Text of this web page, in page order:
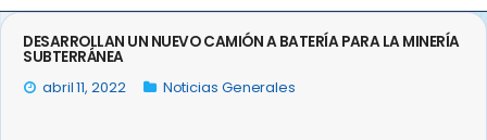
Prensa
DESARROLLAN UN NUEVO CAMIÓN A BATERÍA PARA LA MINERÍA
SUBTERRÁNEA
abril 11, 2022
Noticias Generales